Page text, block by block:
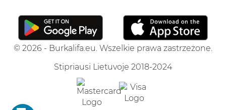
© 2026 - Burkalifa.eu. Wszelkie prawa zastrzeżone.
Stipriausi Lietuvoje 2018-2024